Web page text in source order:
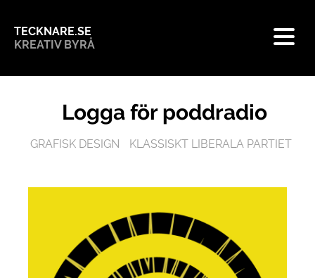
TECKNARE.SE
KREATIV BYRÅ
Logga för poddradio
GRAFISK DESIGN KLASSISKT LIBERALA PARTIET